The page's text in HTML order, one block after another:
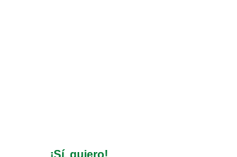
personalizadas,